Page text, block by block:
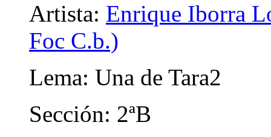
Artista: Enrique Iborra
Foc C.b.)
Lema: Una de Tara2
Sección: 2ªB